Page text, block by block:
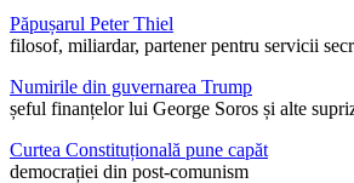
Păpușarul Peter Thiel
filosof, miliardar, partener pentru servicii
Numirile din guvernarea Trump
șeful finanțelor lui George Soros și alte
Curtea Constituțională pune capăt
democrației din post-comunism